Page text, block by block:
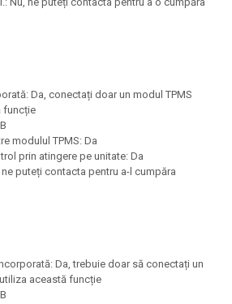
Da, conectați doar un modul TPMS
funcție
modulul TPMS: Da
prin atingere pe unitate: Da
ne puteți contacta pentru a-l cumpăra
Da, trebuie doar să conectați un
această funcție